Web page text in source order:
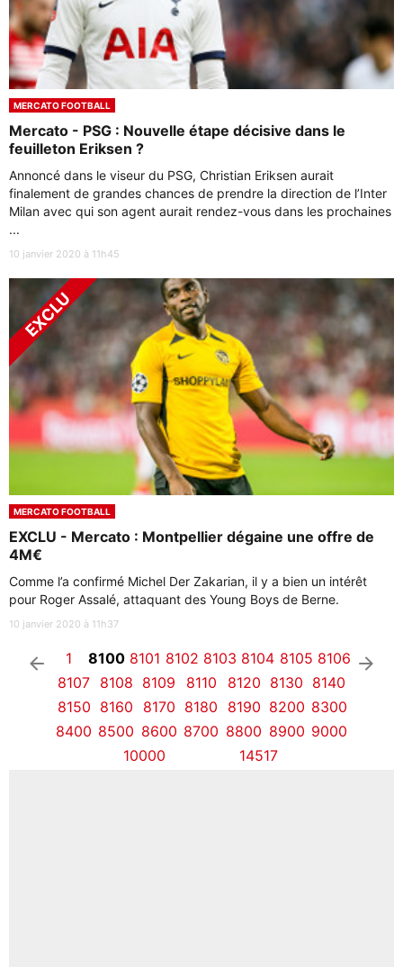
MERCATO FOOTBALL
Mercato - PSG : Nouvelle étape décisive dans le
feuilleton Eriksen ?
Annoncé dans le viseur du PSG, Christian Eriksen aurait
finalement de grandes chances de prendre la direction de l’Inter
Milan avec qui son agent aurait rendez-vous dans les prochaines
...
10 janvier 2020 à 11h45
MERCATO FOOTBALL
EXCLU - Mercato : Montpellier dégaine une offre de
4M€
Comme l’a confirmé Michel Der Zakarian, il y a bien un intérêt
pour Roger Assalé, attaquant des Young Boys de Berne.
10 janvier 2020 à 11h37
arrow_left 1 8100 8101 8102 8103 8104 8105 8106
8107 8108 8109 8110 8120 8130 8140
8150 8160 8170 8180 8190 8200 8300
8400 8500 8600 8700 8800 8900 9000
10000
14517
arrow_right